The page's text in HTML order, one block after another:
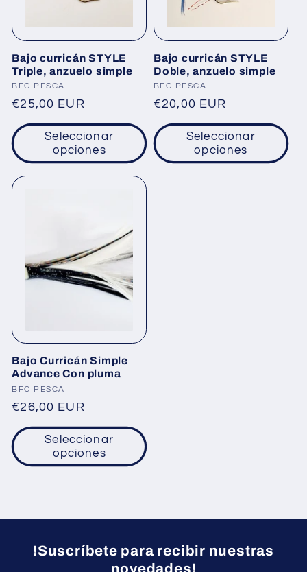
Bajo curricán STYLE
Triple, anzuelo simple
Proveedor:
BFC PESCA
Precio
habitual
€25,00 EUR
Seleccionar
opciones
Bajo curricán STYLE
Doble, anzuelo simple
Proveedor:
BFC PESCA
Precio
habitual
€20,00 EUR
Seleccionar
opciones
Bajo Curricán Simple
Advance Con pluma
Proveedor:
BFC PESCA
Precio
habitual
€26,00 EUR
Seleccionar
opciones
!Suscríbete para recibir nuestras
novedades!